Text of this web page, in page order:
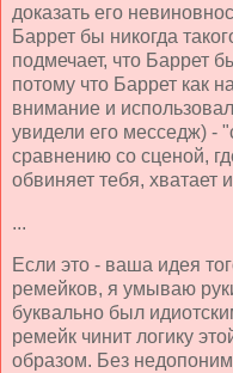
доказать его
Баррет бы никогда
подмечает, что Баррет
потому что Баррет как
внимание и
увидели его месседж) -
сравнению со сценой,
обвиняет тебя, хватает
...
Если это - ваша идея
ремейков, я умываю
буквально был
ремейк чинит логику
образом. Без